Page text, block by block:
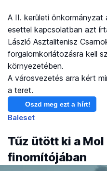
A II. kerületi önkormányzat
esettel kapcsolatban azt
László Asztalitenisz
forgalomkorlátozásra kell
környezetében.
A városvezetés arra kért
a teret.
Oszd meg ezt a hírt!
Baleset
Tűz ütött ki a
finomítójában